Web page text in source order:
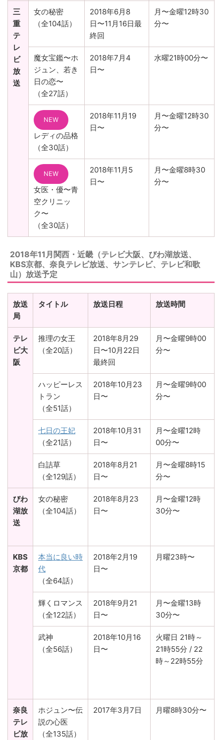
三
重
テ
レ
ビ
放
送
女の秘密
（全104話）
2018年6月8
日〜11月16日最
終回
月〜金曜12時30
分〜
魔女宝鑑〜ホ
ジュン、若き
日の恋〜
（全27話）
2018年7月4
日〜
水曜21時00分〜
NEW
レディの品格
（全30話）
2018年11月19
日〜
月〜金曜12時30
分〜
NEW
女医・優〜青
空クリニッ
ク〜
（全30話）
2018年11月5
日〜
月〜金曜8時30
分〜
2018年11月関西・近畿（テレビ大阪、びわ湖放送、
KBS京都、奈良テレビ放送、サンテレビ、テレビ和歌
山）放送予定
放送
局
タイトル 放送日程 放送時間
テレ
ビ大
阪
推理の女王
（全20話）
2018年8月29
日〜10月22日
最終回
月〜金曜9時00
分〜
ハッピーレス
トラン
（全51話）
2018年10月23
日〜
月〜金曜9時00
分〜
七日の王妃
（全21話）
2018年10月31
日〜
月〜金曜12時
00分〜
白詰草
（全129話）
2018年8月21
日〜
月〜金曜8時15
分〜
びわ
湖放
送
女の秘密
（全104話）
2018年8月23
日〜
月〜金曜12時
30分〜
KBS
京都
本当に良い時
代
（全64話）
2018年2月19
日〜
月曜23時〜
輝くロマンス
（全122話）
2018年9月21
日〜
月〜金曜13時
30分〜
武神
（全56話）
2018年10月16
日〜
火曜日 21時～
21時55分 / 22
時～22時55分
奈良
テレ
ビ放
ホジュン〜伝
説の心医
（全135話）
2017年3月7日 月曜8時30分〜